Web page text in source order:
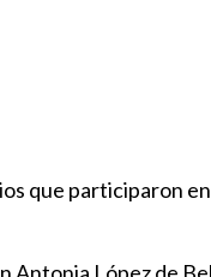
que participaron